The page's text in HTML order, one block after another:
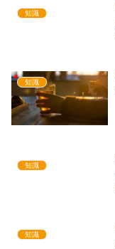
知識
知識
知識
知識